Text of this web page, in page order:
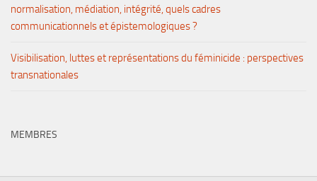
normalisation, médiation, intégrité, quels cadres
communicationnels et épistemologiques ?
Visibilisation, luttes et représentations du féminicide : perspectives
transnationales
MEMBRES